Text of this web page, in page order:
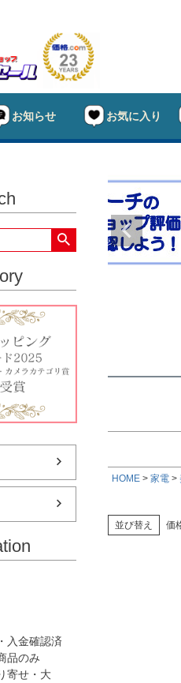
お知らせ お気に入り
入金確認済
品のみ
寄せ・大
キーワ
★タイ
HOME 家電
並び替え 価